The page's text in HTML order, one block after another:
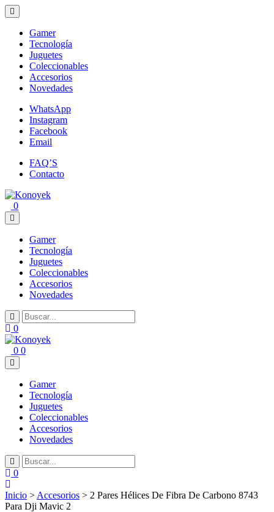
Loading...
Gamer
Tecnología
Juguetes
Coleccionables
Accesorios
Novedades
WhatsApp
Instagram
Facebook
Email
FAQ’S
Contacto
0
Gamer
Tecnología
Juguetes
Coleccionables
Accesorios
Novedades
0
0 0
Gamer
Tecnología
Juguetes
Coleccionables
Accesorios
Novedades
0
Inicio > Accesorios > 2 Pares Hélices De Fibra De Carbono 8743
Para Dji Mavic 2